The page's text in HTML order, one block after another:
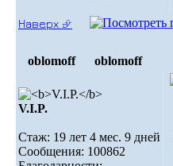
Наверх ⮵
oblomoff oblomoff
V.I.P.
Стаж: 19 лет 4 мес. 9 дней
Сообщения: 100862